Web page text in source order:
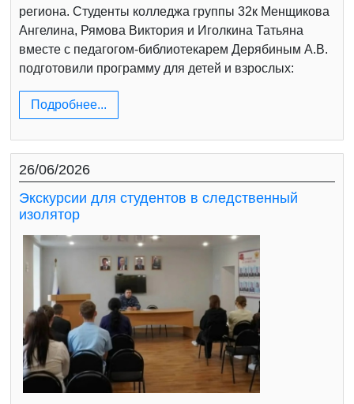
региона. Студенты колледжа группы 32к Менщикова
Ангелина, Рямова Виктория и Иголкина Татьяна
вместе с педагогом-библиотекарем Дерябиным А.В.
подготовили программу для детей и взрослых:
Подробнее...
26/06/2026
Экскурсии для студентов в следственный
изолятор